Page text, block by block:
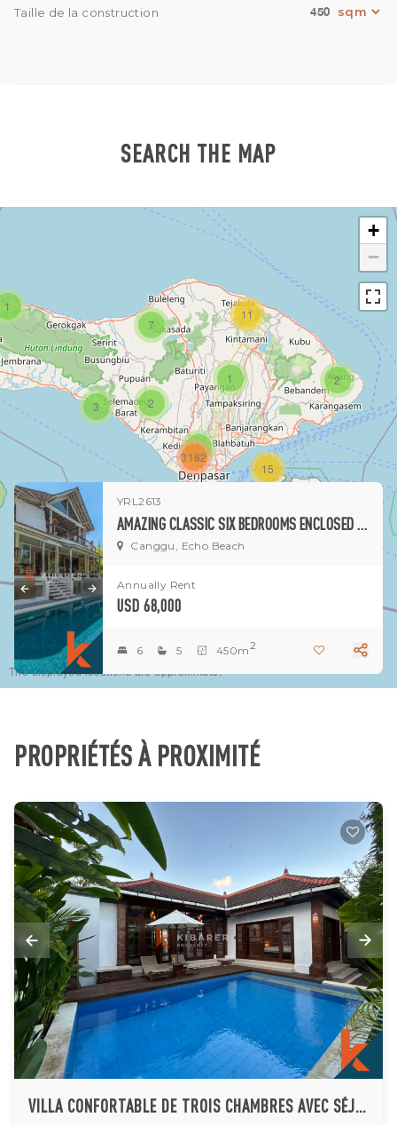
Taille de la construction 450
SEARCH THE MAP
1
1
1
3
7
2
15
11
3182
2
+
−
The displayed locations are approximate.
YRL2613
AMAZING CLASSIC SIX BEDROOMS ENCLOSED LIVING VILLA SITUATED IN THE HEART OF BATU BOLONG (AVAILABLE 20TH AUG 2025)
Canggu, Echo Beach
Annually Rent
USD 68,000
6 5 450m2
PROPRIÉTÉS À PROXIMITÉ
VILLA CONFORTABLE DE TROIS CHAMBRES AVEC SÉJOUR FERMÉ ET PISCINE PRIVÉE À CANGGU